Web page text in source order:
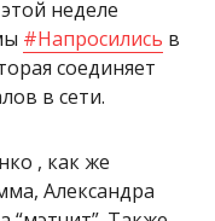
неделе
#Напросились в
соединяет
в сети.
, как же
Александра